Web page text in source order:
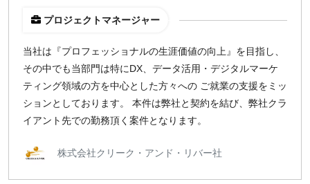
プロジェクトマネージャー
当社は『プロフェッショナルの生涯価値の向上』を目指し、
その中でも当部門は特にDX、データ活用・デジタルマーケ
ティング領域の方を中心とした方々への ご就業の支援をミッ
ションとしております。 本件は弊社と契約を結び、弊社クラ
イアント先での勤務頂く案件となります。
株式会社クリーク・アンド・リバー社